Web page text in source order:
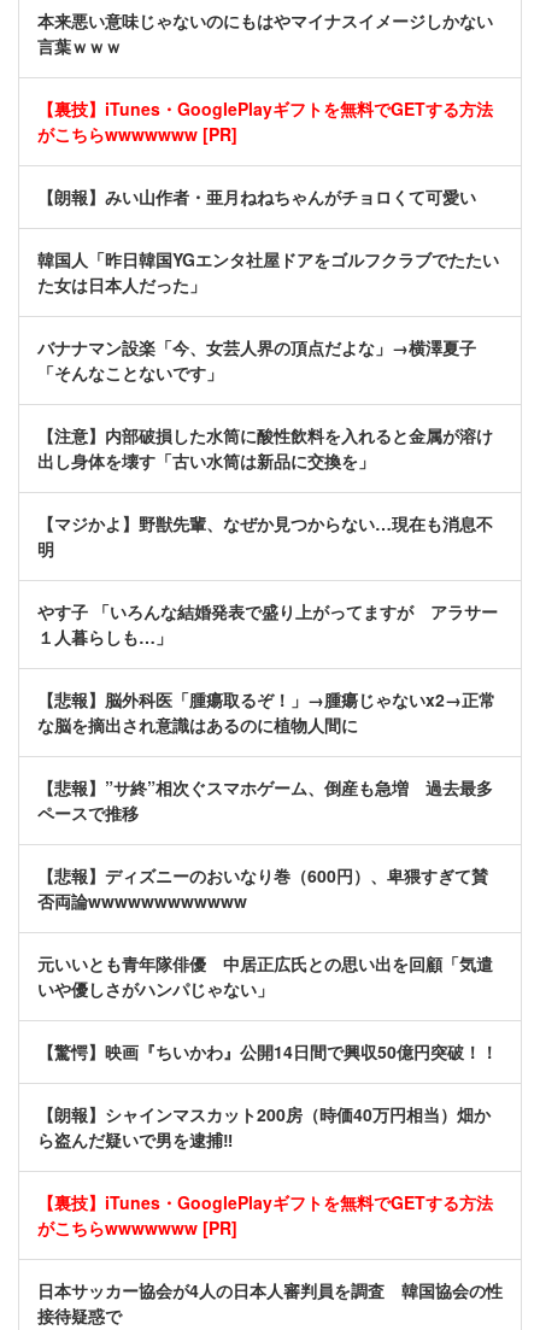
本来悪い意味じゃないのにもはやマイナスイメージしかない
言葉ｗｗｗ
【裏技】iTunes・GooglePlayギフトを無料でGETする方法
がこちらwwwwwww [PR]
【朗報】みい山作者・亜月ねねちゃんがチョロくて可愛い
韓国人「昨日韓国YGエンタ社屋ドアをゴルフクラブでたたい
た女は日本人だった」
バナナマン設楽「今、女芸人界の頂点だよな」→横澤夏子
「そんなことないです」
【注意】内部破損した水筒に酸性飲料を入れると金属が溶け
出し身体を壊す「古い水筒は新品に交換を」
【マジかよ】野獣先輩、なぜか見つからない…現在も消息不
明
やす子 「いろんな結婚発表で盛り上がってますが アラサー
１人暮らしも…」
【悲報】脳外科医「腫瘍取るぞ！」→腫瘍じゃないx2→正常
な脳を摘出され意識はあるのに植物人間に
【悲報】”サ終”相次ぐスマホゲーム、倒産も急増 過去最多
ペースで推移
【悲報】ディズニーのおいなり巻（600円）、卑猥すぎて賛
否両論wwwwwwwwwwww
元いいとも青年隊俳優 中居正広氏との思い出を回顧「気遣
いや優しさがハンパじゃない」
【驚愕】映画『ちいかわ』公開14日間で興収50億円突破！！
【朗報】シャインマスカット200房（時価40万円相当）畑か
ら盗んだ疑いで男を逮捕‼
【裏技】iTunes・GooglePlayギフトを無料でGETする方法
がこちらwwwwwww [PR]
日本サッカー協会が4人の日本人審判員を調査 韓国協会の性
接待疑惑で